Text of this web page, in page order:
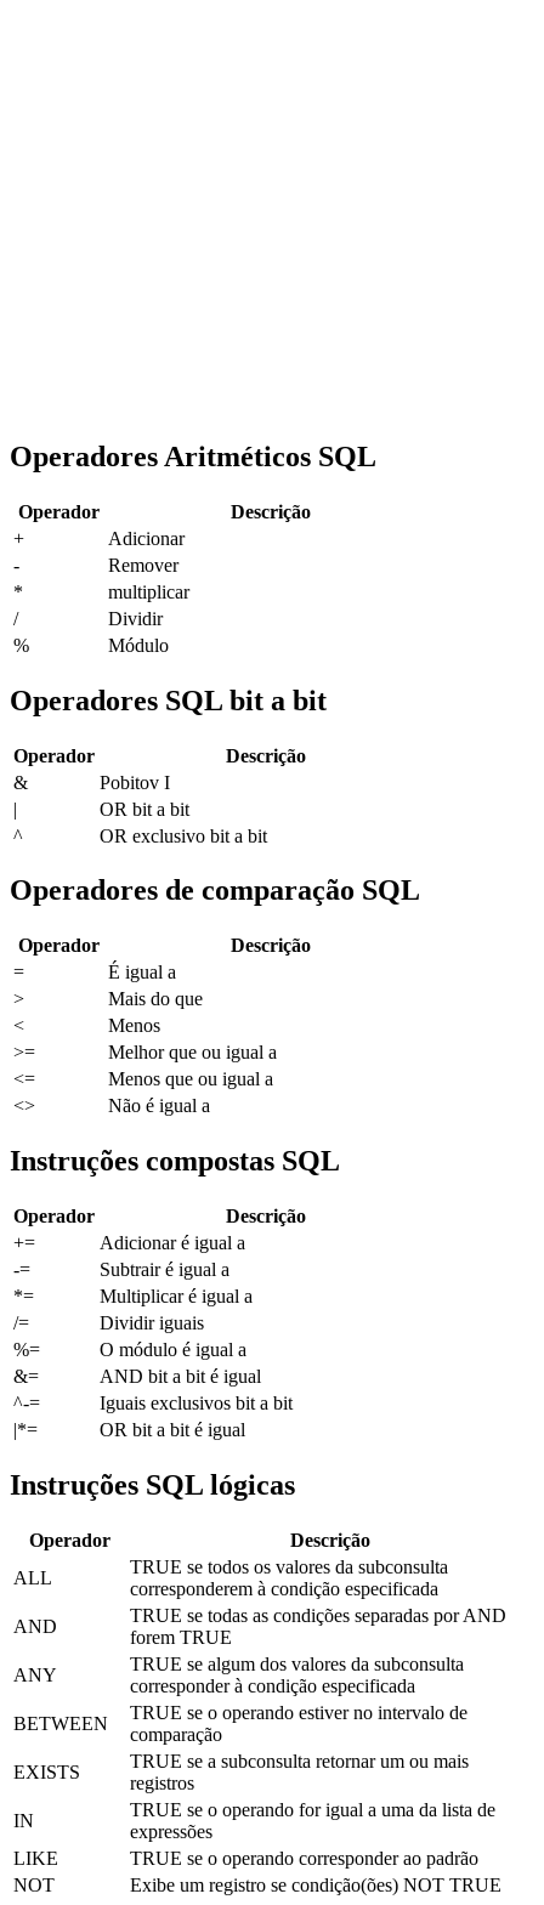
Operadores Aritméticos SQL
Operador
Descrição
+
Adicionar
-
Remover
*
multiplicar
/
Dividir
%
Módulo
Operadores SQL bit a bit
Operador
Descrição
&
Pobitov I
|
OR bit a bit
^
OR exclusivo bit a bit
Operadores de comparação SQL
Operador
Descrição
=
É igual a
>
Mais do que
<
Menos
>=
Melhor que ou igual a
<=
Menos que ou igual a
<>
Não é igual a
Instruções compostas SQL
Operador
Descrição
+=
Adicionar é igual a
-=
Subtrair é igual a
*=
Multiplicar é igual a
/=
Dividir iguais
%=
O módulo é igual a
&=
AND bit a bit é igual
^-=
Iguais exclusivos bit a bit
|*=
OR bit a bit é igual
Instruções SQL lógicas
Operador
Descrição
ALL
TRUE se todos os valores da subconsulta
corresponderem à condição especificada
AND
TRUE se todas as condições separadas por AND
forem TRUE
ANY
TRUE se algum dos valores da subconsulta
corresponder à condição especificada
BETWEEN
TRUE se o operando estiver no intervalo de
comparação
EXISTS
TRUE se a subconsulta retornar um ou mais
registros
IN
TRUE se o operando for igual a uma da lista de
expressões
LIKE
TRUE se o operando corresponder ao padrão
NOT
Exibe um registro se condição(ões) NOT TRUE